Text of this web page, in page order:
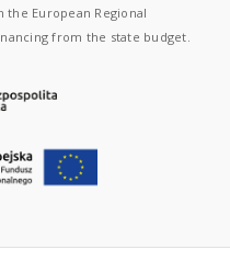
European Regional
from the state budget.